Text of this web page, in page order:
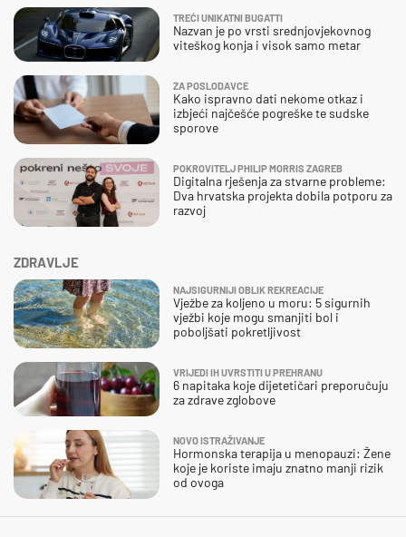
ZDRAVLJE
NAJSIGURNIJI OBLIK REKREACIJE
Vježbe za koljeno u moru: 5 sigurnih
vježbi koje mogu smanjiti bol i
poboljšati pokretljivost
VRIJEDI IH UVRSTITI U PREHRANU
6 napitaka koje dijetetičari preporučuju
za zdrave zglobove
NOVO ISTRAŽIVANJE
Hormonska terapija u menopauzi: Žene
koje je koriste imaju znatno manji rizik
od ovoga
TREĆI UNIKATNI BUGATTI
Nazvan je po vrsti srednjovjekovnog
viteškog konja i visok samo metar
ZA POSLODAVCE
Kako ispravno dati nekome otkaz i
izbjeći najčešće pogreške te sudske
sporove
POKROVITELJ PHILIP MORRIS ZAGREB
Digitalna rješenja za stvarne probleme:
Dva hrvatska projekta dobila potporu za
razvoj